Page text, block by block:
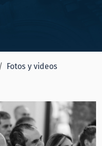
Fotos y videos